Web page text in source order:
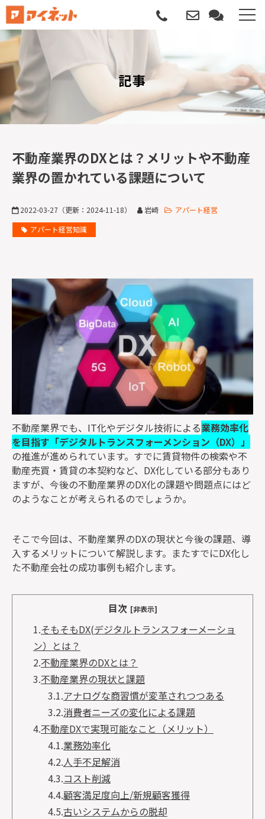
選ばれる理由
導入について
サポートについて
記事
資料請求
監修者一覧
記事
不動産業界のDXとは？メリットや不動産
業界の置かれている課題について
2022-03-27 （更新： 2024-11-18） 岩崎
アパート経営
アパート経営知識
不動産業界でも、IT化やデジタル技術による業務効率化
を目指す「デジタルトランスフォーメンション（DX）」
の推進が進められています。すでに賃貸物件の検索や不
動産売買・賃貸の本契約など、DX化している部分もあり
ますが、今後の不動産業界のDX化の課題や問題点にはど
のようなことが考えられるのでしょうか。
そこで今回は、不動産業界のDXの現状と今後の課題、導
入するメリットについて解説します。またすでにDX化し
た不動産会社の成功事例も紹介します。
目次 [非表示]
1.そもそもDX(デジタルトランスフォーメーショ
ン）とは？
2.不動産業界のDXとは？
3.不動産業界の現状と課題
3.1.アナログな商習慣が変革されつつある
3.2.消費者ニーズの変化による課題
4.不動産DXで実現可能なこと（メリット）
4.1.業務効率化
4.2.人手不足解消
4.3.コスト削減
4.4.顧客満足度向上/新規顧客獲得
4.5.古いシステムからの脱却